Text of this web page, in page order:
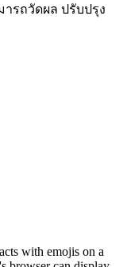
ารถวัดผล ปรับปรุง
with emojis on a